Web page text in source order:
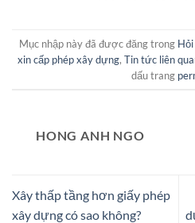
Mục nhập này đã được đăng trong
xin cấp phép xây dựng, Tin tức liên
dấu trang
HONG ANH NGO
Xây thấp tầng hơn giấy phép
xây dựng có sao không?